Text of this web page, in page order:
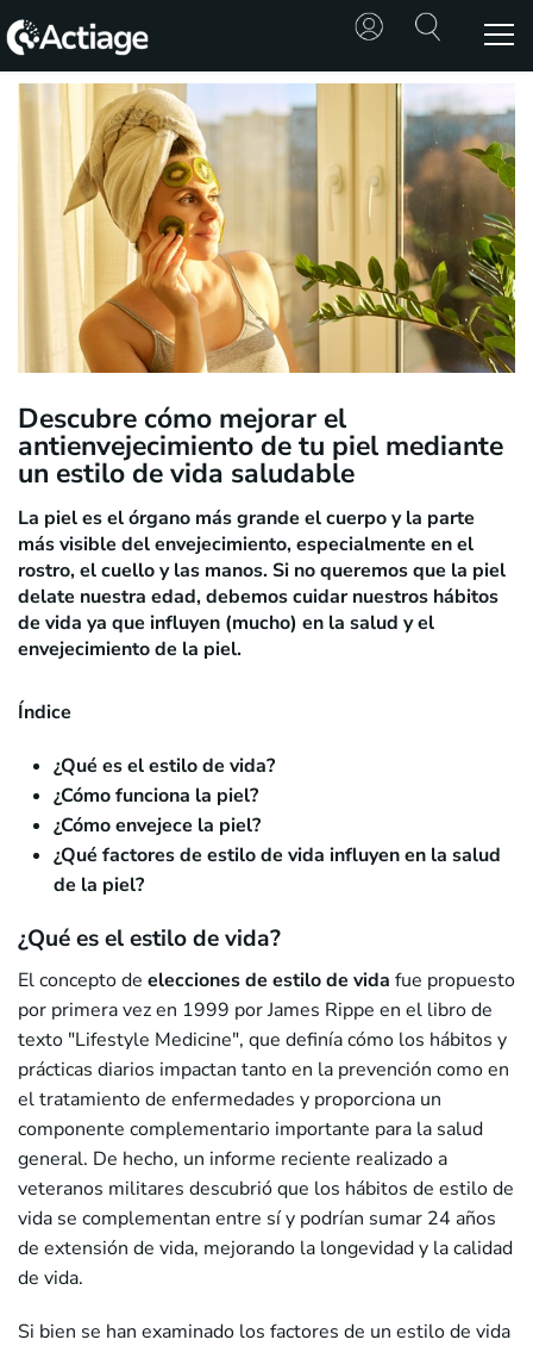
SHOP
TRATAMIENTOS
CONSULTA
CONOCE
ACTIAGE
RECURSOS
Descubre cómo mejorar el
antienvejecimiento de tu piel mediante
un estilo de vida saludable
La piel es el órgano más grande el cuerpo y la parte
más visible del envejecimiento, especialmente en el
rostro, el cuello y las manos. Si no queremos que la piel
delate nuestra edad, debemos cuidar nuestros hábitos
de vida ya que influyen (mucho) en la salud y el
envejecimiento de la piel.
Índice
¿Qué es el estilo de vida?
¿Cómo funciona la piel?
¿Cómo envejece la piel?
¿Qué factores de estilo de vida influyen en la salud
de la piel?
¿Qué es el estilo de vida?
El concepto de elecciones de estilo de vida fue propuesto
por primera vez en 1999 por James Rippe en el libro de
texto "Lifestyle Medicine", que definía cómo los hábitos y
prácticas diarios impactan tanto en la prevención como en
el tratamiento de enfermedades y proporciona un
componente complementario importante para la salud
general. De hecho, un informe reciente realizado a
veteranos militares descubrió que los hábitos de estilo de
vida se complementan entre sí y podrían sumar 24 años
de extensión de vida, mejorando la longevidad y la calidad
de vida.
Si bien se han examinado los factores de un estilo de vida